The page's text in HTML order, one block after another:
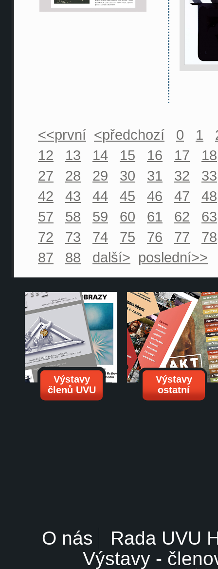
<<první <předchozí 0 1
12
13 14 15 16 17
18
27
28 29 30 31 32
33
42
43 44 45 46 47
48
57
58 59 60 61 62
63
72
73 74 75 76 77
78
87
88 další> poslední>>
Výstavy
členů UVU
Výstavy
ostatní
O nás
Rada UVU
Výstavy -